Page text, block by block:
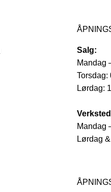
Salg:
Mandag
Torsdag:
Lørdag:
Mandag
Lørdag